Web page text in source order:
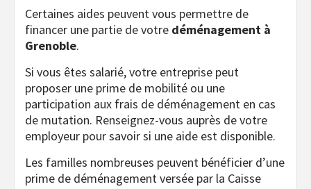
Certaines aides peuvent vous permettre de
financer une partie de votre déménagement à
Grenoble.
Si vous êtes salarié, votre entreprise peut
proposer une prime de mobilité ou une
participation aux frais de déménagement en cas
de mutation. Renseignez-vous auprès de votre
employeur pour savoir si une aide est disponible.
Les familles nombreuses peuvent bénéficier d’une
prime de déménagement versée par la Caisse